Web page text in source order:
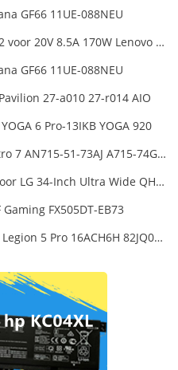
GF66 11UE-088NEU
45N0374 45N0370 45N0372 voor 20V 8.5A 170W Lenovo ThinkPad W540 T540P
GF66 11UE-088NEU
27-a010 27-r014 AIO
6 Pro-13IKB YOGA 920
ADP-135NB B voor Acer Nitro 7 AN715-51-73AJ A715-74G-52B0 Notebook
LCAP31 34UM94 34UM95 voor LG 34-Inch Ultra Wide QHD Monitor LED
FX505DT-EB73
ADL300SDC3A voor Lenovo Legion 5 Pro 16ACH6H 82JQ008HUK 82JQ008